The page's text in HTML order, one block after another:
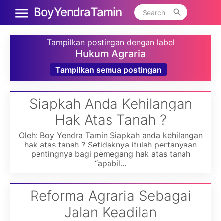
Boy Yendra Tamin
Tampilkan postingan dengan label
Hukum Agraria
. Tampilkan semua postingan
Siapkah Anda Kehilangan
Hak Atas Tanah ?
Oleh: Boy Yendra Tamin Siapkah anda kehilangan
hak atas tanah ? Setidaknya itulah pertanyaan
pentingnya bagi pemegang hak atas tanah
“apabil...
Reforma Agraria Sebagai
Jalan Keadilan